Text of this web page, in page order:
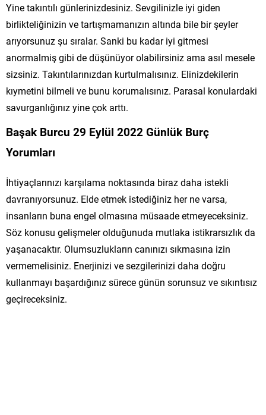
Yine takıntılı günlerinizdesiniz. Sevgilinizle iyi giden
birlikteliğinizin ve tartışmamanızın altında bile bir şeyler
arıyorsunuz şu sıralar. Sanki bu kadar iyi gitmesi
anormalmiş gibi de düşünüyor olabilirsiniz ama asıl mesele
sizsiniz. Takıntılarınızdan kurtulmalısınız. Elinizdekilerin
kıymetini bilmeli ve bunu korumalısınız. Parasal konulardaki
savurganlığınız yine çok arttı.
Başak Burcu 29 Eylül 2022 Günlük Burç
Yorumları
İhtiyaçlarınızı karşılama noktasında biraz daha istekli
davranıyorsunuz. Elde etmek istediğiniz her ne varsa,
insanların buna engel olmasına müsaade etmeyeceksiniz.
Söz konusu gelişmeler olduğunuda mutlaka istikrarsızlık da
yaşanacaktır. Olumsuzlukların canınızı sıkmasına izin
vermemelisiniz. Enerjinizi ve sezgilerinizi daha doğru
kullanmayı başardığınız sürece günün sorunsuz ve sıkıntısız
geçireceksiniz.